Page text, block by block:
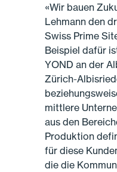
«Wir bauen
Lehmann den
Swiss Prime
Beispiel dafür
YOND an der
Zürich-
mittlere
aus den
Produktion
für diese
die die